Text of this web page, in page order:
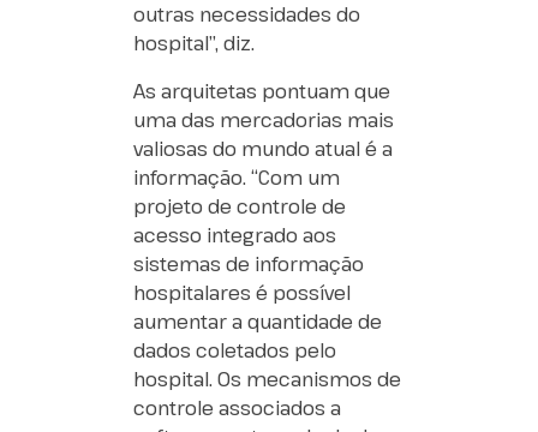
outras necessidades do
hospital”, diz.
As arquitetas pontuam que
uma das mercadorias mais
valiosas do mundo atual é a
informação. “Com um
projeto de controle de
acesso integrado aos
sistemas de informação
hospitalares é possível
aumentar a quantidade de
dados coletados pelo
hospital. Os mecanismos de
controle associados a